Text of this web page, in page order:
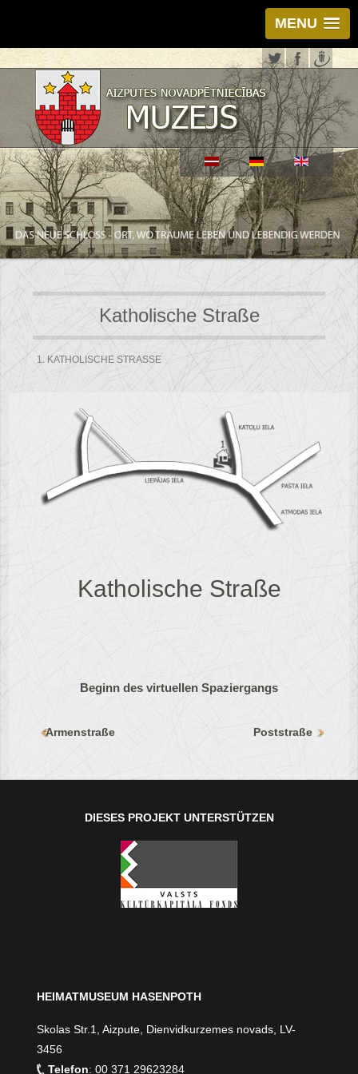
MENU
Katholische Straße
1. KATHOLISCHE STRASSE
Katholische Straße
Beginn des virtuellen Spaziergangs
Armenstraße Poststraße
DIESES PROJEKT UNTERSTÜTZEN
HEIMATMUSEUM HASENPOTH
Skolas Str.1, Aizpute, Dienvidkurzemes novads, LV-
3456
Telefon: 00 371 29623284